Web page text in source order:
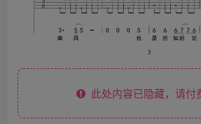
此处内容已隐藏，请付